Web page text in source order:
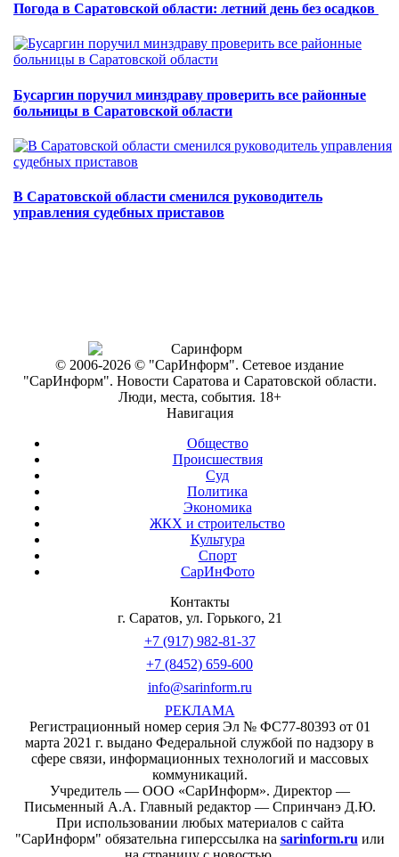
Погода в Саратовской области: летний день без осадков
Бусаргин поручил минздраву проверить все районные
больницы в Саратовской области
В Саратовской области сменился руководитель
управления судебных приставов
© 2006-2026 © "СарИнформ". Сетевое издание
"СарИнформ". Новости Саратова и Саратовской области.
Люди, места, события. 18+
Навигация
Общество
Происшествия
Суд
Политика
Экономика
ЖКХ и строительство
Культура
Спорт
СарИнФото
Контакты
г. Саратов, ул. Горького, 21
+7 (917) 982-81-37
+7 (8452) 659-600
info@sarinform.ru
РЕКЛАМА
Регистрационный номер серия Эл № ФС77-80393 от 01
марта 2021 г. выдано Федеральной службой по надзору в
сфере связи, информационных технологий и массовых
коммуникаций.
Учредитель — ООО «СарИнформ». Директор —
Письменный А.А. Главный редактор — Спринчанэ Д.Ю.
При использовании любых материалов с сайта
"СарИнформ" обязательна гиперссылка на sarinform.ru или